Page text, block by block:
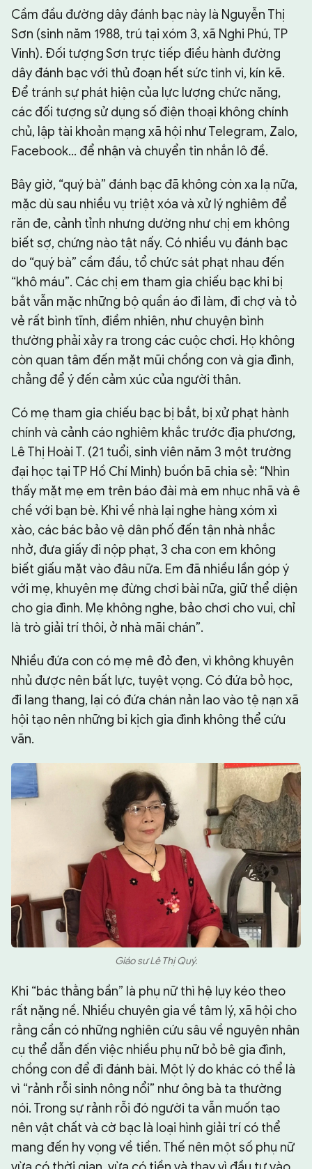
Cầm đầu đường dây đánh bạc này là Nguyễn Thị
Sơn (sinh năm 1988, trú tại xóm 3, xã Nghi Phú, TP
Vinh). Đối tượng Sơn trực tiếp điều hành đường
dây đánh bạc với thủ đoạn hết sức tinh vi, kín kẽ.
Để tránh sự phát hiện của lực lượng chức năng,
các đối tượng sử dụng số điện thoại không chính
chủ, lập tài khoản mạng xã hội như Telegram, Zalo,
Facebook… để nhận và chuyển tin nhắn lô đề.
Bây giờ, “quý bà” đánh bạc đã không còn xa lạ nữa,
mặc dù sau nhiều vụ triệt xóa và xử lý nghiêm để
răn đe, cảnh tỉnh nhưng dường như chị em không
biết sợ, chứng nào tật nấy. Có nhiều vụ đánh bạc
do “quý bà” cầm đầu, tổ chức sát phạt nhau đến
“khô máu”. Các chị em tham gia chiếu bạc khi bị
bắt vẫn mặc những bộ quần áo đi làm, đi chợ và tỏ
vẻ rất bình tĩnh, điềm nhiên, như chuyện bình
thường phải xảy ra trong các cuộc chơi. Họ không
còn quan tâm đến mặt mũi chồng con và gia đình,
chẳng để ý đến cảm xúc của người thân.
Có mẹ tham gia chiếu bạc bị bắt, bị xử phạt hành
chính và cảnh cáo nghiêm khắc trước địa phương,
Lê Thị Hoài T. (21 tuổi, sinh viên năm 3 một trường
đại học tại TP Hồ Chí Minh) buồn bã chia sẻ: “Nhìn
thấy mặt mẹ em trên báo đài mà em nhục nhã và ê
chề với bạn bè. Khi về nhà lại nghe hàng xóm xì
xào, các bác bảo vệ dân phố đến tận nhà nhắc
nhở, đưa giấy đi nộp phạt, 3 cha con em không
biết giấu mặt vào đâu nữa. Em đã nhiều lần góp ý
với mẹ, khuyên mẹ đừng chơi bài nữa, giữ thể diện
cho gia đình. Mẹ không nghe, bảo chơi cho vui, chỉ
là trò giải trí thôi, ở nhà mãi chán”.
Nhiều đứa con có mẹ mê đỏ đen, vì không khuyên
nhủ được nên bất lực, tuyệt vọng. Có đứa bỏ học,
đi lang thang, lại có đứa chán nản lao vào tệ nạn xã
hội tạo nên những bi kịch gia đình không thể cứu
vãn.
Giáo sư Lê Thị Quý.
Khi “bác thằng bần” là phụ nữ thì hệ lụy kéo theo
rất nặng nề. Nhiều chuyên gia về tâm lý, xã hội cho
rằng cần có những nghiên cứu sâu về nguyên nhân
cụ thể dẫn đến việc nhiều phụ nữ bỏ bê gia đình,
chồng con để đi đánh bài. Một lý do khác có thể là
vì “rảnh rỗi sinh nông nổi” như ông bà ta thường
nói. Trong sự rảnh rỗi đó người ta vẫn muốn tạo
nên vật chất và cờ bạc là loại hình giải trí có thể
mang đến hy vọng về tiền. Thế nên một số phụ nữ